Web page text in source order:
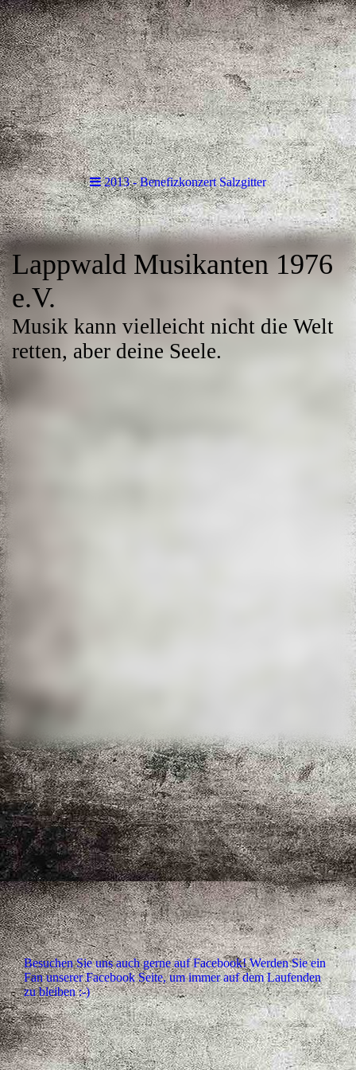
2013 - Benefizkonzert Salzgitter
Lappwald Musikanten 1976
e.V.
Musik kann vielleicht nicht die Welt
retten, aber deine Seele.
Besuchen Sie uns auch gerne auf Facebook! Werden Sie ein
Fan unserer Facebook Seite, um immer auf dem Laufenden
zu bleiben :-)